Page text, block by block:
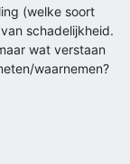
(welke soort
schadelijkheid.
wat verstaan
waarnemen?